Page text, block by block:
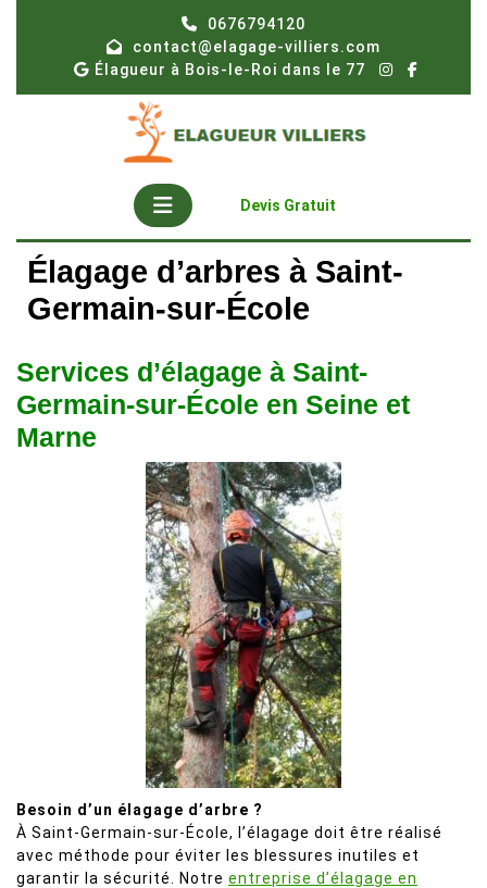
0676794120
contact@elagage-villiers.com
Élagueur à Bois-le-Roi dans le 77
Open
Button
Devis Gratuit
Élagage d’arbres à Saint-
Germain-sur-École
Services d’élagage à Saint-
Germain-sur-École en Seine et
Marne
Besoin d’un élagage d’arbre ?
À Saint-Germain-sur-École, l’élagage doit être réalisé
avec méthode pour éviter les blessures inutiles et
garantir la sécurité. Notre entreprise d’élagage en